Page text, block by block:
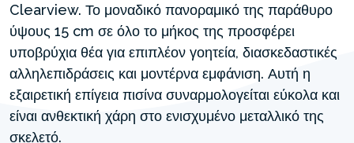
Clearview. Το μοναδικό πανοραμικό της παράθυρο
ύψους 15 cm σε όλο το μήκος της προσφέρει
υποβρύχια θέα για επιπλέον γοητεία, διασκεδαστικές
αλληλεπιδράσεις και μοντέρνα εμφάνιση. Αυτή η
εξαιρετική επίγεια πισίνα συναρμολογείται εύκολα και
είναι ανθεκτική χάρη στο ενισχυμένο μεταλλικό της
σκελετό.